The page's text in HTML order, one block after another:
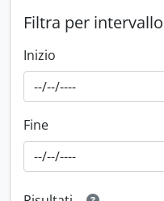
Filtra per
Inizio
Fine